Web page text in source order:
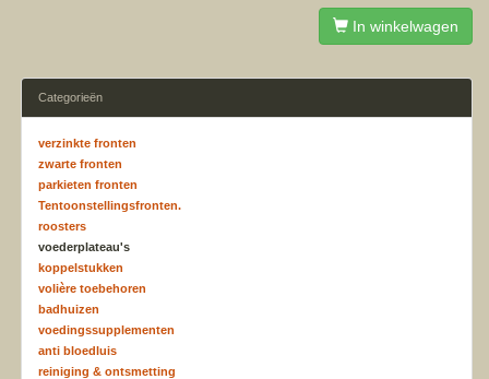
In winkelwagen
Categorieën
verzinkte fronten
zwarte fronten
parkieten fronten
Tentoonstellingsfronten.
roosters
voederplateau's
koppelstukken
volière toebehoren
badhuizen
voedingssupplementen
anti bloedluis
reiniging & ontsmetting